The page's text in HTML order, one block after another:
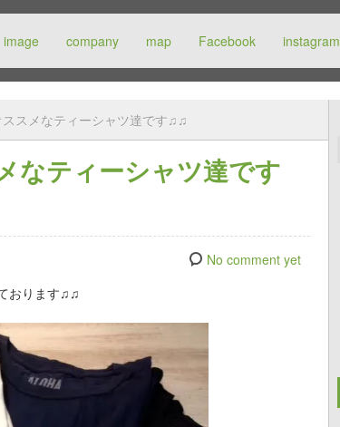
image company map Facebook instagram
スメなティーシャツ達です♫♫
なティーシャツ達です
No comment yet
おります♫♫